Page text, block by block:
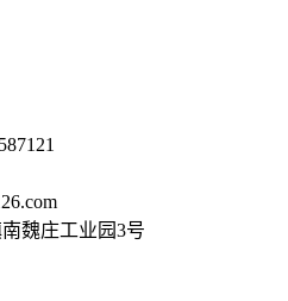
魏庄工业园3号